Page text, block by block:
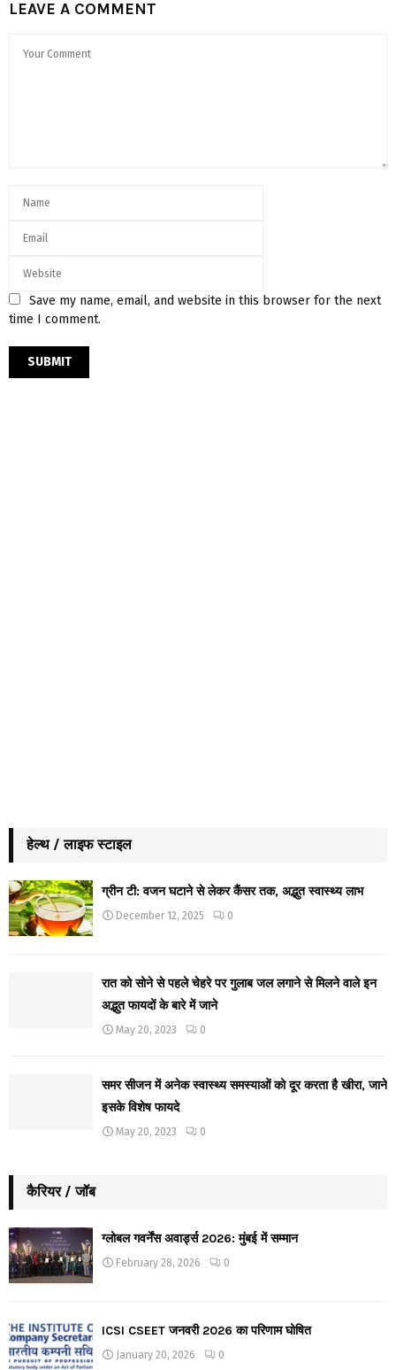
LEAVE A COMMENT
Save my name, email, and website in this browser for the next
time I comment.
हेल्थ / लाइफ स्टाइल
ग्रीन टी: वजन घटाने से लेकर कैंसर तक, अद्भुत स्वास्थ्य लाभ
December 12, 2025 0
रात को सोने से पहले चेहरे पर गुलाब जल लगाने से मिलने वाले इन
अद्भुत फायदों के बारे में जाने
May 20, 2023 0
समर सीजन में अनेक स्वास्थ्य समस्याओं को दूर करता है खीरा, जाने
इसके विशेष फायदे
May 20, 2023 0
कैरियर / जॉब
ग्लोबल गवर्नेंस अवार्ड्स 2026: मुंबई में सम्मान
February 28, 2026 0
ICSI CSEET जनवरी 2026 का परिणाम घोषित
January 20, 2026 0